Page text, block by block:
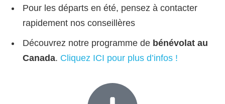
Pour les départs en été, pensez à contacter
rapidement nos conseillères
Découvrez notre programme de bénévolat au
Canada. Cliquez ICI pour plus d’infos !